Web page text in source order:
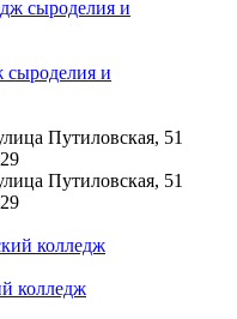
и
Путиловская, 51
Путиловская, 51
колледж